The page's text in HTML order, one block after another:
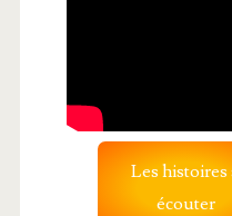
Les histoires
écouter